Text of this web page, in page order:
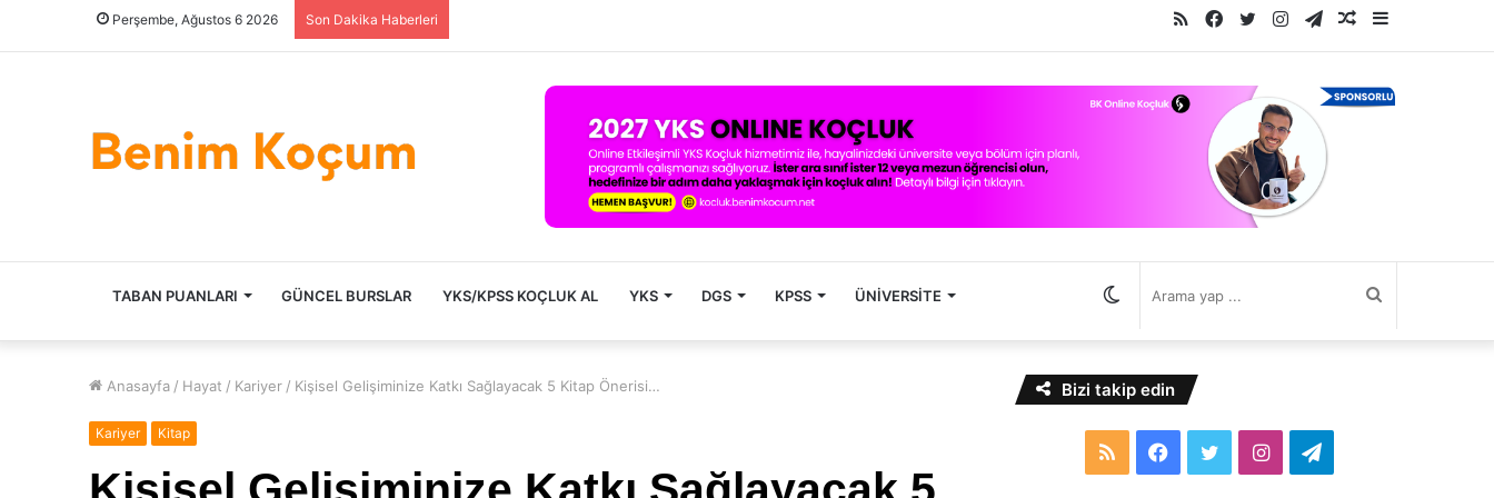
Perşembe, Ağustos 6 2026 Son Dakika Haberleri
Kenar
Bölmesi
Rastgele
Makale
Telegram
Instagram
Twitter
Facebook
RSS
ANASAYFA
TABAN PUANLARI GÜNCEL BURSLAR YKS/KPSS KOÇLUK AL YKS DGS KPSS ÜNIVERSITE
değiştir
Anasayfa / Hayat / Kariyer / Kişisel Gelişiminize Katkı Sağlayacak 5 Kitap Önerisi…
Kariyer Kitap
Bizi takip edin
RSS Facebook
TwitterInstagramTelegram